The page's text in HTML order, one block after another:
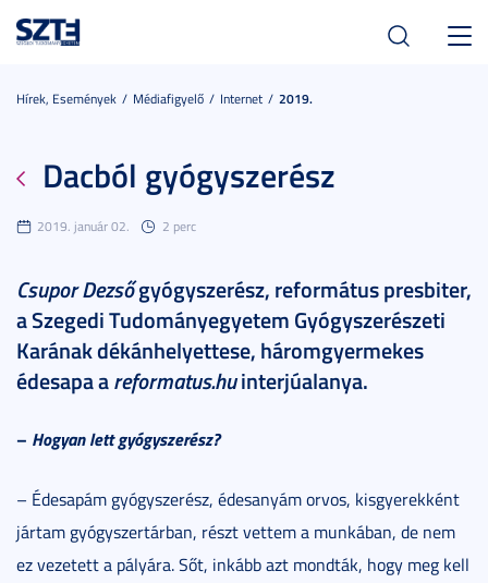
Hírek, Események Médiafigyelő Internet 2019.
Dacból gyógyszerész
2019. január 02. 2 perc
Csupor Dezsőgyógyszerész, református presbiter,
a Szegedi Tudományegyetem Gyógyszerészeti
Karának dékánhelyettese, háromgyermekes
édesapa areformatus.huinterjúalanya.
– Hogyan lett gyógyszerész?
– Édesapám gyógyszerész, édesanyám orvos, kisgyerekként
jártam gyógyszertárban, részt vettem a munkában, de nem
ez vezetett a pályára. Sőt, inkább azt mondták, hogy meg kell